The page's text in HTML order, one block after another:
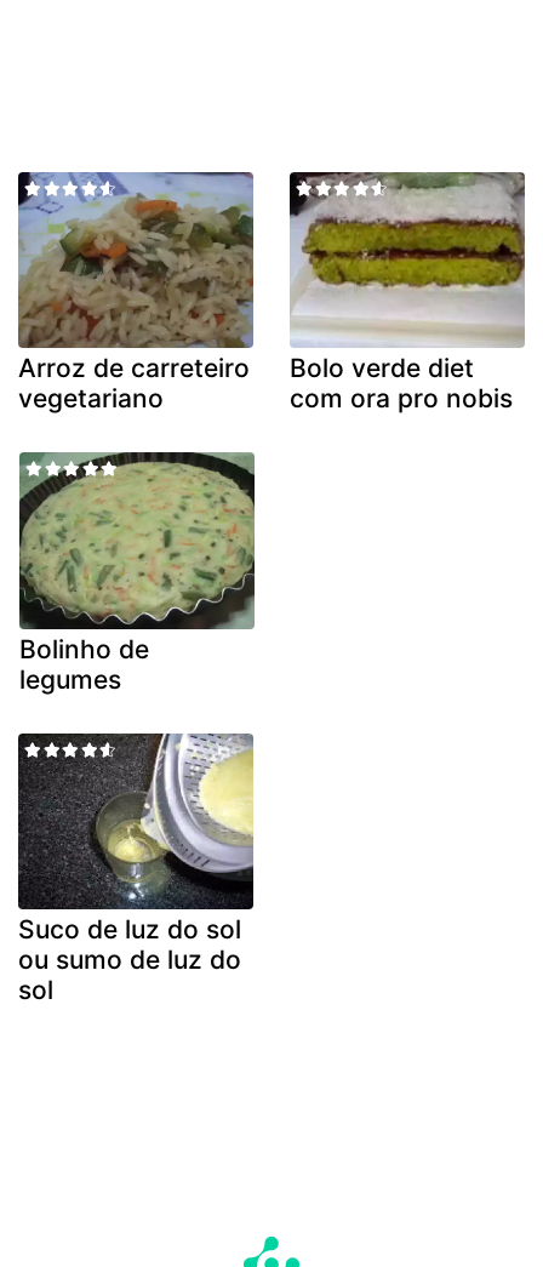
Arroz de carreteiro
vegetariano
Bolo verde diet
com ora pro nobis
Bolinho de
legumes
Suco de luz do sol
ou sumo de luz do
sol